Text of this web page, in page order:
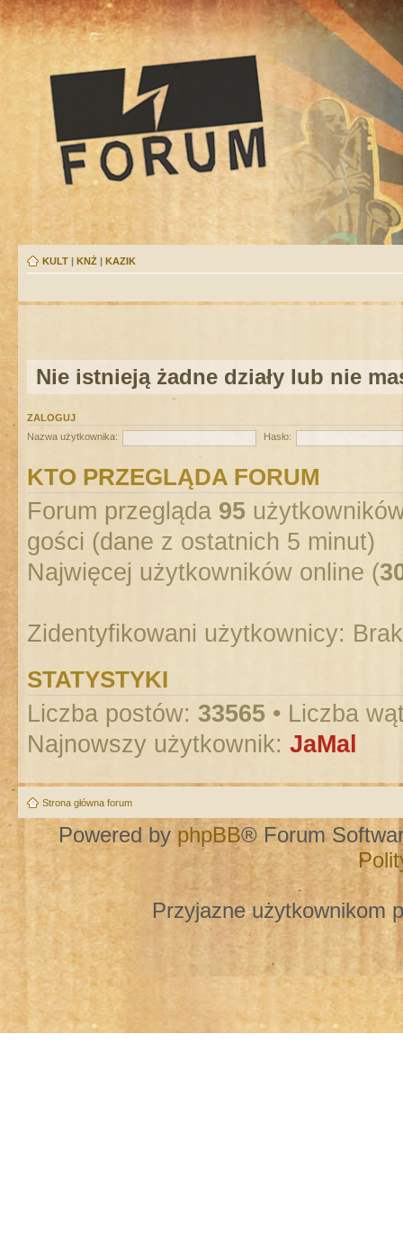
KULT | KNŻ | KAZIK
Nie istnieją żadne działy lub nie
ZALOGUJ
Nazwa użytkownika:
Hasło:
KTO PRZEGLĄDA FORUM
Forum przegląda 95
gości (dane z ostatnich 5 minut)
Najwięcej użytkowników online (
Zidentyfikowani użytkownicy:
STATYSTYKI
Liczba postów: 33565 • Liczba
Najnowszy użytkownik: JaMal
Strona główna forum
Powered by phpBB® Forum
Przyjazne użytkownikom